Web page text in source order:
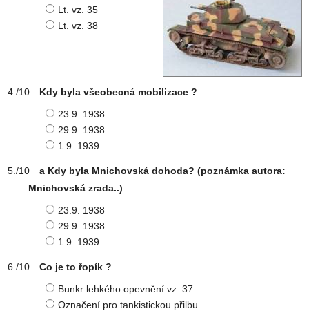
Lt. vz. 35
Lt. vz. 38
Kdy byla všeobecná mobilizace ?
23.9. 1938
29.9. 1938
1.9. 1939
a Kdy byla Mnichovská dohoda? (poznámka autora:
Mnichovská zrada..)
23.9. 1938
29.9. 1938
1.9. 1939
Co je to řopík ?
Bunkr lehkého opevnění vz. 37
Označení pro tankistickou přilbu